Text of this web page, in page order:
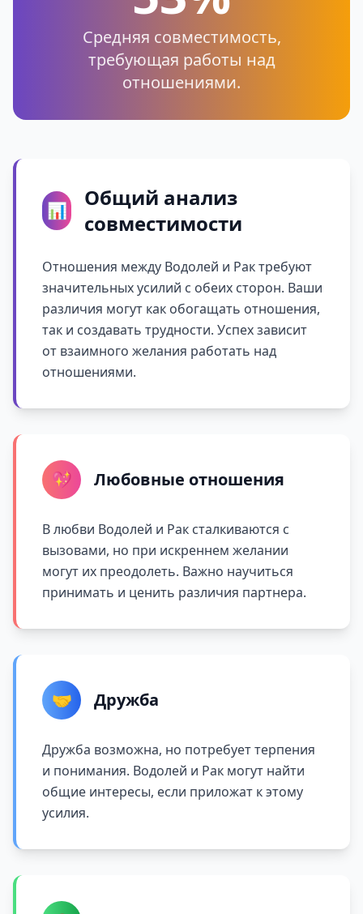
Средняя совместимость,
требующая работы над
отношениями.
📊
Общий анализ
совместимости
Отношения между Водолей и Рак требуют
значительных усилий с обеих сторон. Ваши
различия могут как обогащать отношения,
так и создавать трудности. Успех зависит
от взаимного желания работать над
отношениями.
💖 Любовные отношения
В любви Водолей и Рак сталкиваются с
вызовами, но при искреннем желании
могут их преодолеть. Важно научиться
принимать и ценить различия партнера.
🤝 Дружба
Дружба возможна, но потребует терпения
и понимания. Водолей и Рак могут найти
общие интересы, если приложат к этому
усилия.